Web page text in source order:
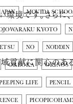
MOVIDA
KYOTO
NO NODDIN
OREOKA ORINOS
LIFE PENCIL
境です。さらに、
貢献に関心のあ